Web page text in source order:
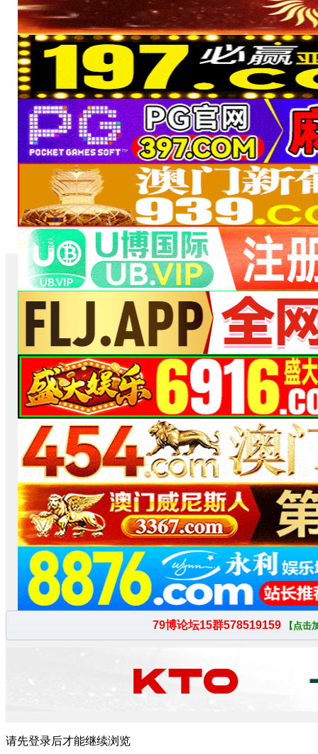
请先登录后才能继续浏览